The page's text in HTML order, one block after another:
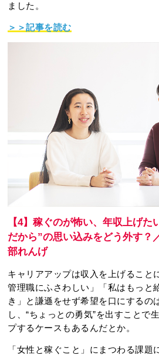
ました。
＞＞記事を読む
【4】稼ぐのが怖い、年収上げ
だから”の思い込みをどう外す？
部れんげ
キャリアアップは収入を上げること
管理職にふさわしい」「私はもっと
き」と謙遜をせず希望を口にする
し、“ちょっとの勇気”を出すことで
プするケースもあるんだとか。
「女性と稼ぐこと」にまつわる課題